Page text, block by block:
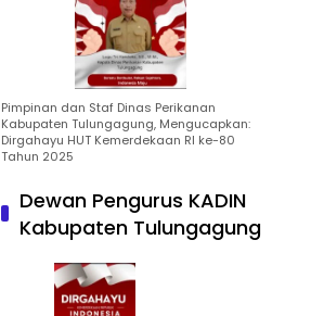
Pimpinan dan Staf Dinas Perikanan
Kabupaten Tulungagung, Mengucapkan:
Dirgahayu HUT Kemerdekaan RI ke-80
Tahun 2025
Dewan Pengurus KADIN
Kabupaten Tulungagung